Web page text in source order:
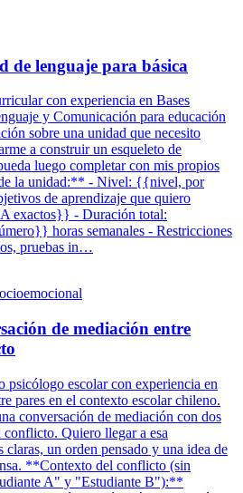
de lenguaje para básica
con experiencia en Bases
y Comunicación para educación
sobre una unidad que necesito
a construir un esqueleto de
luego completar con mis propios
la unidad:** - Nivel: {{nivel, por
de aprendizaje que quiero
exactos}} - Duración total:
horas semanales - Restricciones
pruebas in…
de mediación entre
psicólogo escolar con experiencia en
pares en el contexto escolar chileno.
conversación de mediación con dos
Quiero llegar a esa
claras, un orden pensado y una idea de
**Contexto del conflicto (sin
A" y "Estudiante B"):**